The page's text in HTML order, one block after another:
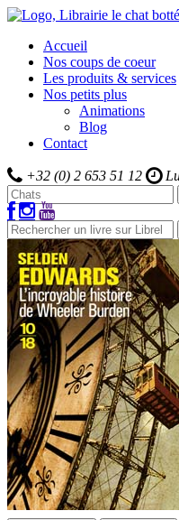
Accueil
Nos coups de coeur
Les produits & services
Nos petits plus
Animations
Blog
Contact
+32 (0) 2 653 51 12